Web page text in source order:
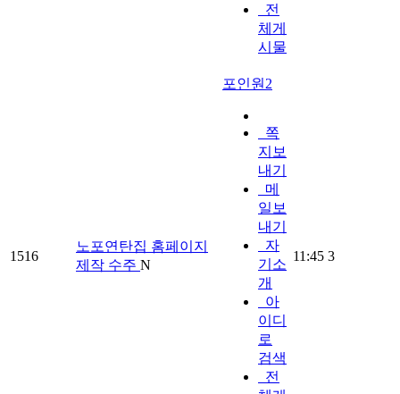
전
체게
시물
1516
노포연탄집 홈페이지
제작 수주 N
포인원2
쪽
지보
내기
메
일보
내기
자
기소
개
아
이디
로
검색
전
11:45 3